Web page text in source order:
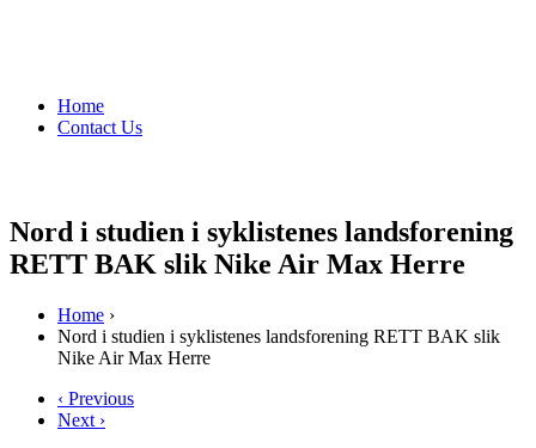
Home
Contact Us
Nord i studien i syklistenes landsforening
RETT BAK slik Nike Air Max Herre
Home ›
Nord i studien i syklistenes landsforening RETT BAK slik
Nike Air Max Herre
‹ Previous
Next ›